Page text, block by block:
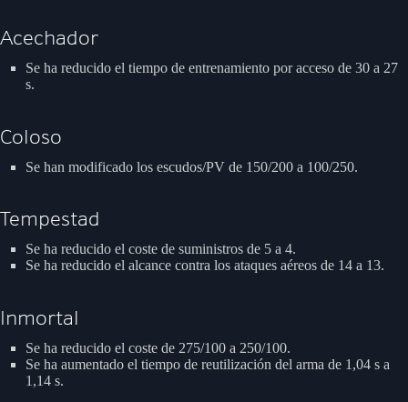
Acechador
Se ha reducido el tiempo de entrenamiento por acceso de 30 a 27
s.
Coloso
Se han modificado los escudos/PV de 150/200 a 100/250.
Tempestad
Se ha reducido el coste de suministros de 5 a 4.
Se ha reducido el alcance contra los ataques aéreos de 14 a 13.
Inmortal
Se ha reducido el coste de 275/100 a 250/100.
Se ha aumentado el tiempo de reutilización del arma de 1,04 s a
1,14 s.